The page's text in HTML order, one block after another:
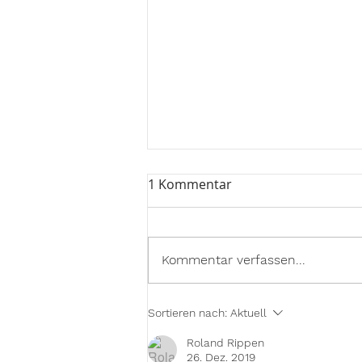
Erstes zehnwöchiges
1 Kommentar
Kommentar verfassen...
Sortieren nach: Aktuell
Roland Rippen
26. Dez. 2019